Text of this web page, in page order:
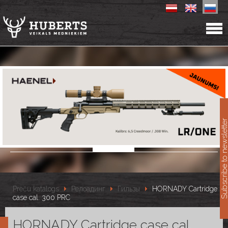
Preču katalogs Релоадинг Гильзы
HORNADY Cartridge
case cal. 300 PRC
HORNADY Cartridge case cal.
Subscribe